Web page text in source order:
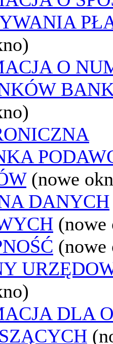
O
(nowe
DANYCH
(nowe
(nowe
DLA